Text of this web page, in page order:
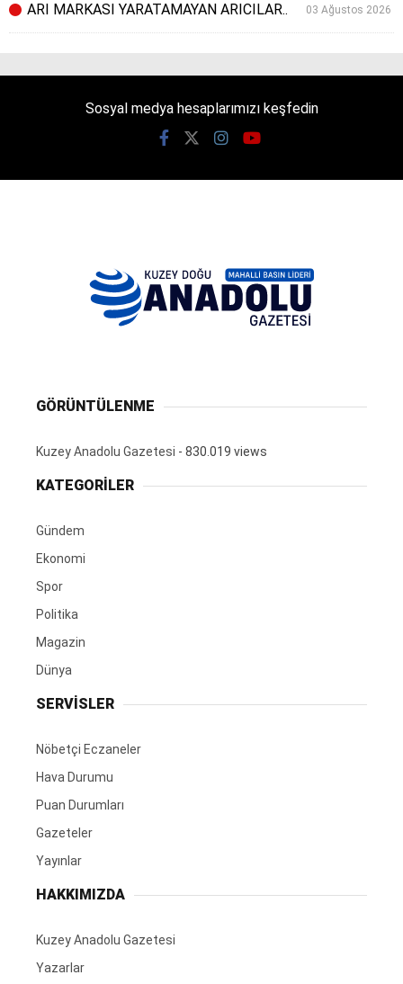
ARI MARKASI YARATAMAYAN ARICILAR.. 03 Ağustos 2026
Sosyal medya hesaplarımızı keşfedin
GÖRÜNTÜLENME
Kuzey Anadolu Gazetesi - 830.019 views
KATEGORİLER
Gündem
Ekonomi
Spor
Politika
Magazin
Dünya
SERVİSLER
Nöbetçi Eczaneler
Hava Durumu
Puan Durumları
Gazeteler
Yayınlar
HAKKIMIZDA
Kuzey Anadolu Gazetesi
Yazarlar